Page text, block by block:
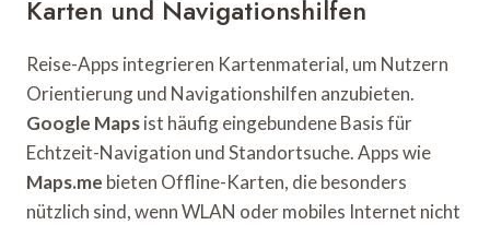
Karten und Navigationshilfen
Reise-Apps integrieren Kartenmaterial, um Nutzern
Orientierung und Navigationshilfen anzubieten.
Google Mapsist häufig eingebundene Basis für
Echtzeit-Navigation und Standortsuche. Apps wie
Maps.me bieten Offline-Karten, die besonders
nützlich sind, wenn WLAN oder mobiles Internet nicht